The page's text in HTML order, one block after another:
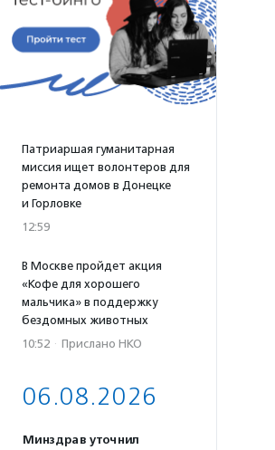
Патриаршая гуманитарная
миссия ищет волонтеров для
ремонта домов в Донецке
и Горловке
12:59
В Москве пройдет акция
«Кофе для хорошего
мальчика» в поддержку
бездомных животных
10:52 · Прислано НКО
06.08.2026
Минздрав уточнил